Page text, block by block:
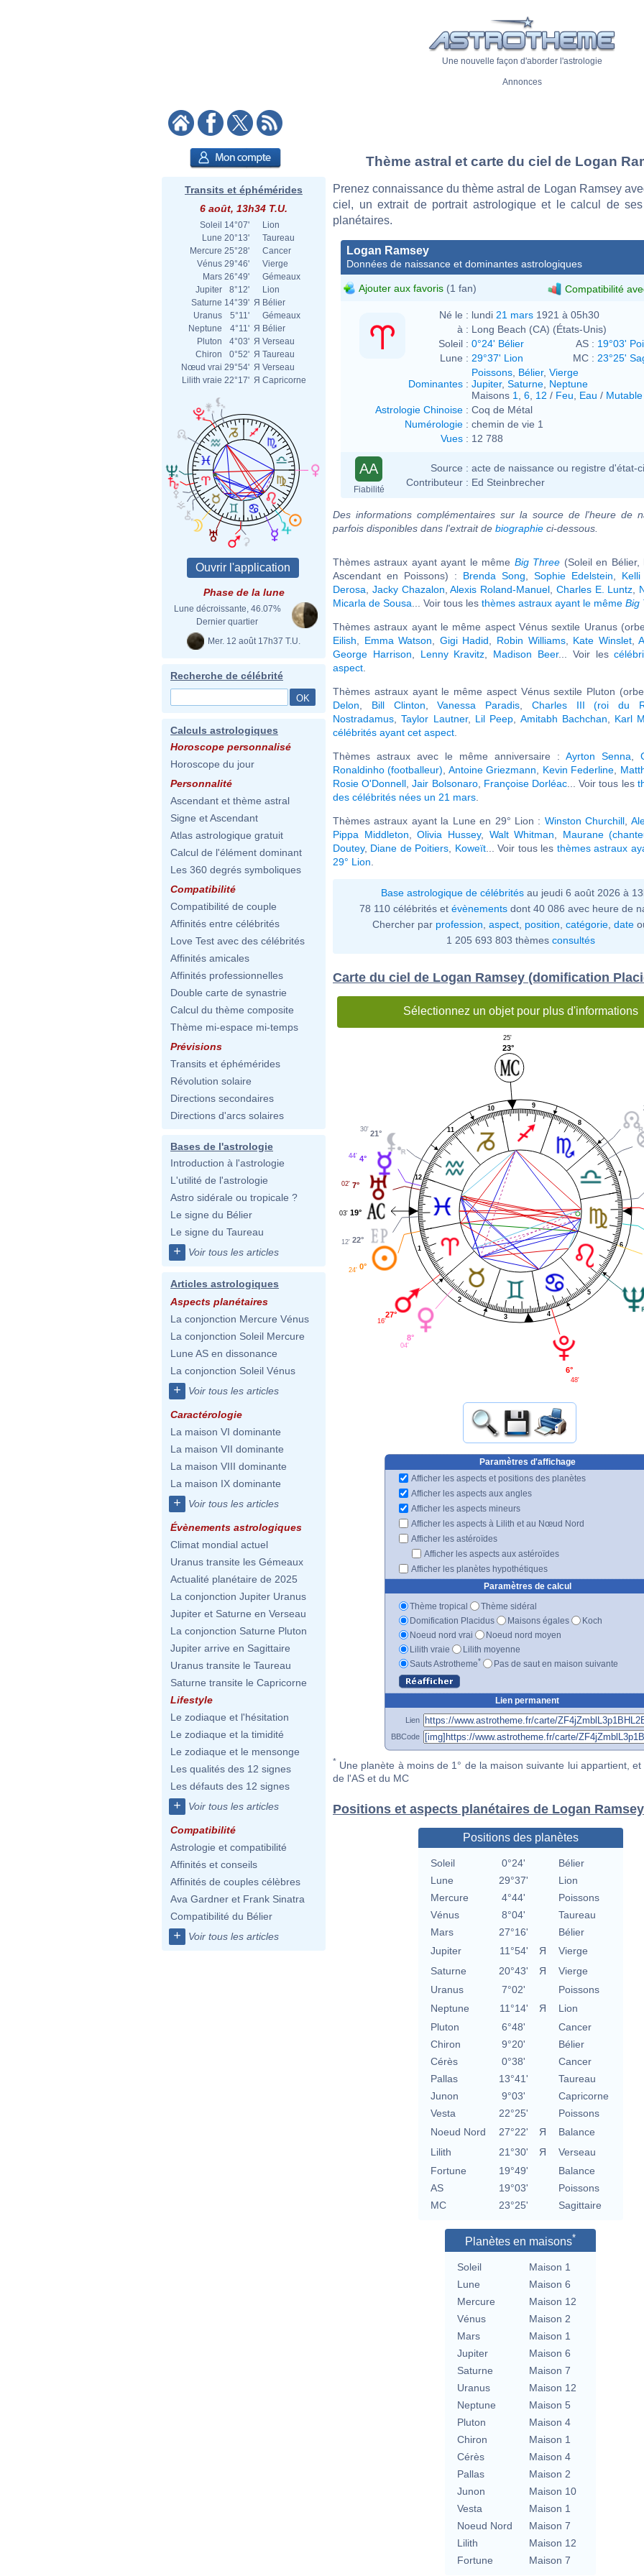
Une nouvelle façon d'aborder l'astrologie
Annonces
Transits et éphémérides
6 août, 13h34 T.U.
Soleil 14°07'
Lion
Lune 20°13'
Taureau
Mercure 25°28'
Cancer
Vénus 29°46'
Vierge
Mars 26°49'
Gémeaux
Jupiter
8°12'
Lion
Saturne 14°39' Я Bélier
Uranus
5°11'
Gémeaux
Neptune
4°11' Я Bélier
Pluton
4°03' Я Verseau
Chiron
0°52' Я Taureau
Nœud vrai 29°54' Я Verseau
Lilith vraie 22°17' Я Capricorne
Phase de la lune
Lune décroissante, 46.07%
Dernier quartier
Mer. 12 août 17h37 T.U.
Recherche de célébrité
Calculs astrologiques
Horoscope personnalisé
Horoscope du jour
Personnalité
Ascendant et thème astral
Signe et Ascendant
Atlas astrologique gratuit
Calcul de l'élément dominant
Les 360 degrés symboliques
Compatibilité
Compatibilité de couple
Affinités entre célébrités
Love Test avec des célébrités
Affinités amicales
Affinités professionnelles
Double carte de synastrie
Calcul du thème composite
Thème mi-espace mi-temps
Prévisions
Transits et éphémérides
Révolution solaire
Directions secondaires
Directions d'arcs solaires
Bases de l'astrologie
Introduction à l'astrologie
L'utilité de l'astrologie
Astro sidérale ou tropicale ?
Le signe du Bélier
Le signe du Taureau
+ Voir tous les articles
Articles astrologiques
Aspects planétaires
La conjonction Mercure Vénus
La conjonction Soleil Mercure
Lune AS en dissonance
La conjonction Soleil Vénus
+ Voir tous les articles
Caractérologie
La maison VI dominante
La maison VII dominante
La maison VIII dominante
La maison IX dominante
+ Voir tous les articles
Évènements astrologiques
Climat mondial actuel
Uranus transite les Gémeaux
Actualité planétaire de 2025
La conjonction Jupiter Uranus
Jupiter et Saturne en Verseau
La conjonction Saturne Pluton
Jupiter arrive en Sagittaire
Uranus transite le Taureau
Saturne transite le Capricorne
Lifestyle
Le zodiaque et l'hésitation
Le zodiaque et la timidité
Le zodiaque et le mensonge
Les qualités des 12 signes
Les défauts des 12 signes
+ Voir tous les articles
Compatibilité
Astrologie et compatibilité
Affinités et conseils
Affinités de couples célèbres
Ava Gardner et Frank Sinatra
Compatibilité du Bélier
+ Voir tous les articles
Thème astral et carte du ciel de Logan
Prenez connaissance du thème astral de Logan Ramsey
ciel, un extrait de portrait astrologique et le calcul de
planétaires.
Logan Ramsey
Données de naissance et dominantes astrologiques
Ajouter aux favoris (1 fan) Compatibilité
Né le : lundi 21 mars 1921 à 05h30
à : Long Beach (CA) (États-Unis)
Soleil : 0°24' Bélier AS : 19°03'
Lune : 29°37' Lion MC : 23°25'
Dominantes :
Poissons Bélier, Vierge
Jupiter, Saturne Neptune
Maisons 1 6 12 / Feu Eau / Mutable
Astrologie Chinoise : Coq de Métal
Numérologie : chemin de vie 1
Vues : 12 788
AA
Fiabilité
Source : acte de naissance ou registre d'état-
Contributeur : Ed Steinbrecher
Des informations complémentaires sur la source de l'heure de
parfois disponibles dans l'extrait de biographie ci-dessous.
Thèmes astraux ayant ayant le même Big Three (Soleil en Bélier,
Ascendant en Poissons) : Brenda Song Sophie Edelstein
Derosa
Jacky Chazalon ,Alexis Roland-Manuel Charles E. Luntz
Micarla de Sousa ... Voir tous les thèmes astraux ayant le même Big
Thèmes astraux ayant le même aspect Vénus sextile Uranus
Eilish
Emma Watson Gigi Hadid Robin Williams, Kate Winslet,
George Harrison
Lenny Kravitz Madison Beer... Voir les
aspect
Thèmes astraux ayant le même aspect Vénus sextile Pluton
Delon
Bill Clinton ,Vanessa Paradis Charles III (roi du
Nostradamus ,Taylor Lautner, Lil Peep Amitabh Bachchan Karl
célébrités ayant cet aspect
Thèmes astraux avec le même anniversaire : Ayrton Senna
Ronaldinho (footballeur) Antoine Griezmann Kevin Federline
Rosie O'Donnell ,Jair Bolsonaro, Françoise Dorléac ... Voir tous les
des célébrités nées un 21 mars
Thèmes astraux ayant la Lune en 29° Lion : Winston Churchill
Pippa Middleton ,Olivia Hussey, Walt Whitman Maurane
Doutey, Diane de Poitiers Koweït... Voir tous les thèmes astraux
29° Lion
Base astrologique de célébritésau jeudi 6 août 2026 à
78 110 célébrités et évènementsdont 40 086 avec heure de
Chercher par profession aspect position catégorie date
1 205 693 803 thèmes consultés
Carte du ciel de Logan Ramsey (domification
Sélectionnez un objet pour plus d'informations
1
2
3 4
5
6
7
8
9
10
11
12
23°
25'
21°
30'
4°
44'
7°
02'
19°
03'
22°
12'
0°
24'
27°
16'
8°
04'
6°
48'
Paramètres d'affichage
Afficher les aspects et positions des planètes
Afficher les aspects aux angles
Afficher les aspects mineurs
Afficher les aspects à Lilith et au Nœud Nord
Afficher les astéroïdes
Afficher les aspects aux astéroïdes
Afficher les planètes hypothétiques
Paramètres de calcul
Thème tropical
Thème sidéral
Domification Placidus
Maisons égales
Koch
Noeud nord vrai
Noeud nord moyen
Lilith vraie
Lilith moyenne
Sauts Astrotheme* Pas de saut en maison suivante
Lien permanent
Lien
BBCode
* Une planète à moins de 1° de la maison suivante lui appartient, et
de l'AS et du MC
Positions et aspects planétaires de Logan Ramsey
Positions des planètes
Soleil 0°24'
Bélier
Lune
29°37'
Lion
Mercure
4°44'
Poissons
Vénus
8°04'
Taureau
Mars
27°16'
Bélier
Jupiter
11°54' Я
Vierge
Saturne
20°43' Я
Vierge
Uranus
7°02'
Poissons
Neptune
11°14' Я
Lion
Pluton
6°48'
Cancer
Chiron
9°20'
Bélier
Cérès
0°38'
Cancer
Pallas
13°41'
Taureau
Junon
9°03'
Capricorne
Vesta
22°25'
Poissons
Noeud Nord
27°22' Я
Balance
Lilith
21°30' Я
Verseau
Fortune
19°49'
Balance
AS
19°03'
Poissons
MC
23°25' Sagittaire
Planètes en maisons*
Soleil
Maison 1
Lune
Maison 6
Mercure
Maison 12
Vénus
Maison 2
Mars
Maison 1
Jupiter
Maison 6
Saturne
Maison 7
Uranus
Maison 12
Neptune
Maison 5
Pluton
Maison 4
Chiron
Maison 1
Cérès
Maison 4
Pallas
Maison 2
Junon
Maison 10
Vesta
Maison 1
Noeud Nord
Maison 7
Lilith
Maison 12
Fortune
Maison 7